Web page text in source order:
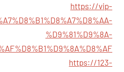
https://vip-
%D9%81%D9%8A-
https://123-